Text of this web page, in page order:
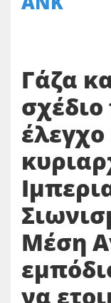
Γάζα
Μέση
να